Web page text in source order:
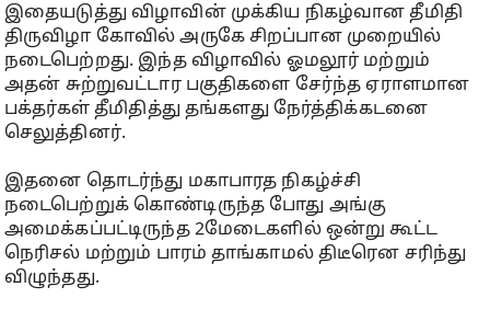
இதையடுத்து விழாவின் முக்கிய நிகழ்வான தீமிதி
திருவிழா கோவில் அருகே சிறப்பான முறையில்
நடைபெற்றது. இந்த விழாவில் ஓமலூர் மற்றும்
அதன் சுற்றுவட்டார பகுதிகளை சேர்ந்த ஏராளமான
பக்தர்கள் தீமிதித்து தங்களது நேர்த்திக்கடனை
செலுத்தினர்.
இதனை தொடர்ந்து மகாபாரத நிகழ்ச்சி
நடைபெற்றுக் கொண்டிருந்த போது அங்கு
அமைக்கப்பட்டிருந்த 2மேடைகளில் ஒன்று கூட்ட
நெரிசல் மற்றும் பாரம் தாங்காமல் திடீரென சரிந்து
விழுந்தது.